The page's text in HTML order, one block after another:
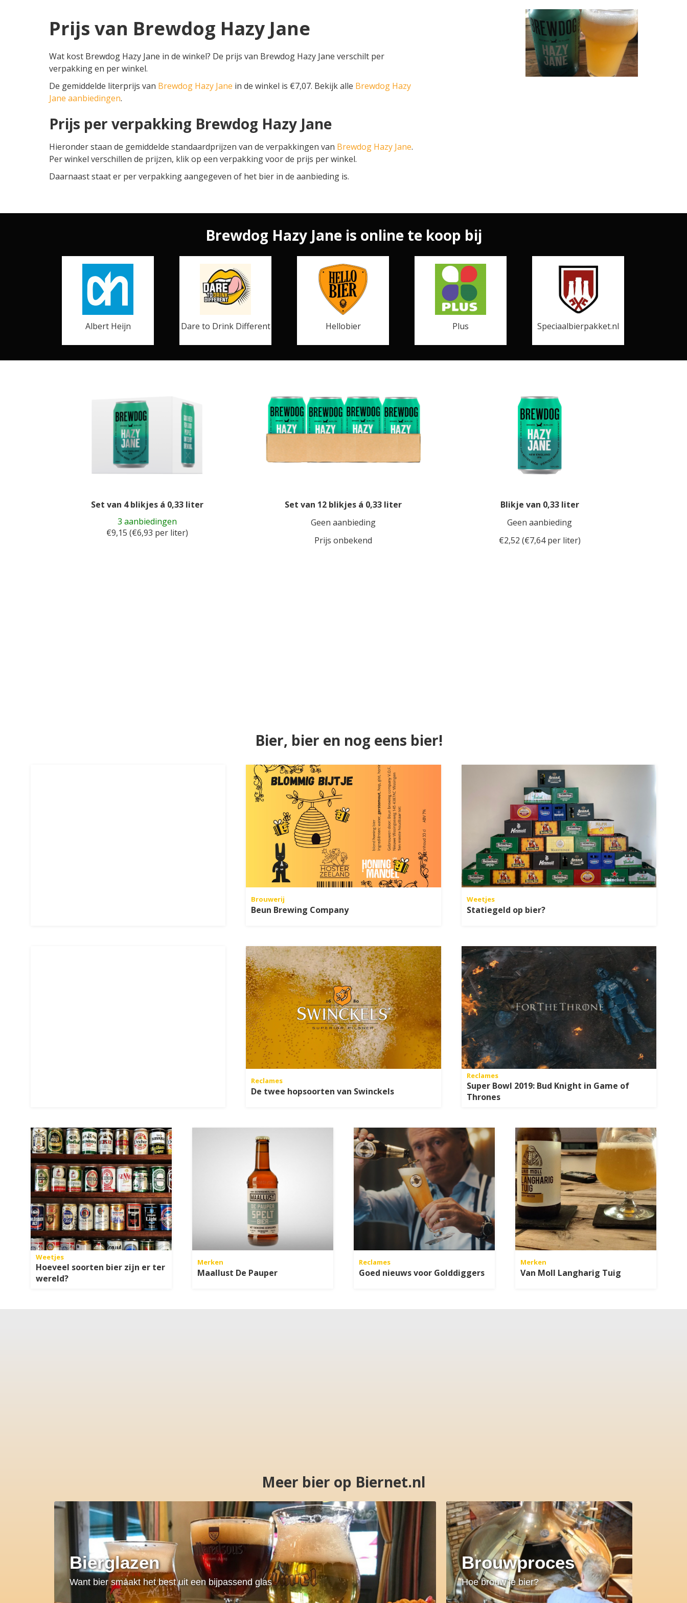
Prijs van Brewdog Hazy Jane
Wat kost Brewdog Hazy Jane in de winkel? De prijs van Brewdog Hazy Jane verschilt per
verpakking en per winkel.
De gemiddelde literprijs van Brewdog Hazy Jane in de winkel is €7,07. Bekijk alle Brewdog Hazy
Jane aanbiedingen.
Prijs per verpakking Brewdog Hazy Jane
Hieronder staan de gemiddelde standaardprijzen van de verpakkingen van Brewdog Hazy Jane.
Per winkel verschillen de prijzen, klik op een verpakking voor de prijs per winkel.
Daarnaast staat er per verpakking aangegeven of het bier in de aanbieding is.
Brewdog Hazy Jane is online te koop bij
Albert Heijn Dare to Drink Different Hellobier Plus Speciaalbierpakket.nl
Set van 4 blikjes á 0,33 liter
3 aanbiedingen
€9,15 (€6,93 per liter)
Set van 12 blikjes á 0,33 liter
Geen aanbieding
Prijs onbekend
Blikje van 0,33 liter
Geen aanbieding
€2,52 (€7,64 per liter)
Bier, bier en nog eens bier!
Brouwerij
Beun Brewing Company
Weetjes
Statiegeld op bier?
Reclames
De twee hopsoorten van Swinckels
Reclames
Super Bowl 2019: Bud Knight in Game of
Thrones
Weetjes
Hoeveel soorten bier zijn er ter
wereld?
Merken
Maallust De Pauper
Reclames
Goed nieuws voor Golddiggers
Merken
Van Moll Langharig Tuig
Meer bier op Biernet.nl
Bierglazen
Want bier smaakt het best uit een bijpassend glas
Brouwproces
Hoe brouw je bier?